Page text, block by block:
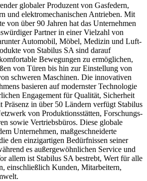
globaler Produzent von Gasfedern,
und elektromechanischen Antrieben. Mit
von über 90 Jahren hat das Unternehmen
Partner in einer Vielzahl von
Automobil, Möbel, Medizin und Luft-
von Stabilus SA sind darauf
Bewegungen zu ermöglichen,
von Türen bis hin zur Einstellung von
schweren Maschinen. Die innovativen
basieren auf modernster Technologie
Engagement für Qualität, Sicherheit
in über 50 Ländern verfügt Stabilus
von Produktionsstätten, Forschungs-
sowie Vertriebsbüros. Diese globale
Unternehmen, maßgeschneiderte
den einzigartigen Bedürfnissen seiner
es außergewöhnlichen Service und
allem ist Stabilus SA bestrebt, Wert für alle
einschließlich Kunden, Mitarbeitern,